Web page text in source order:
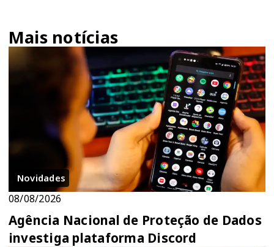
Mais notícias
Novidades
08/08/2026
Agência Nacional de Proteção de Dados
investiga plataforma Discord